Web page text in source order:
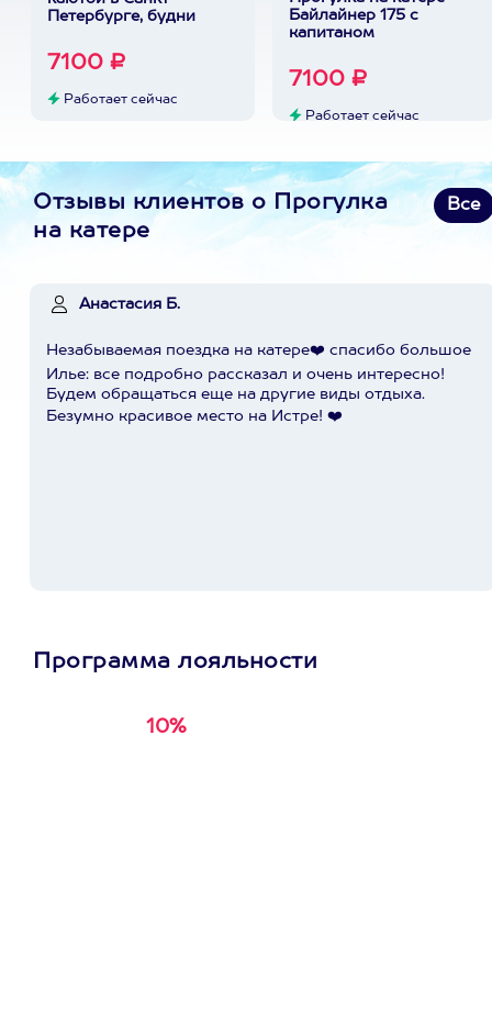
Петербурге, будни
7100 ₽
Работает сейчас
Байлайнер 175 с
капитаном
7100 ₽
Работает сейчас
Отзывы клиентов о Прогулка
на катере
Все
Анастасия Б.
Незабываемая поездка на катере❤️ спасибо большое
Илье: все подробно рассказал и очень интересно!
Будем обращаться еще на другие виды отдыха.
Безумно красивое место на Истре! ❤️
Программа лояльности
10%